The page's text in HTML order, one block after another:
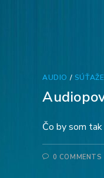
AUDIO / SÚŤAŽE
Čo by som
0 COMMENTS